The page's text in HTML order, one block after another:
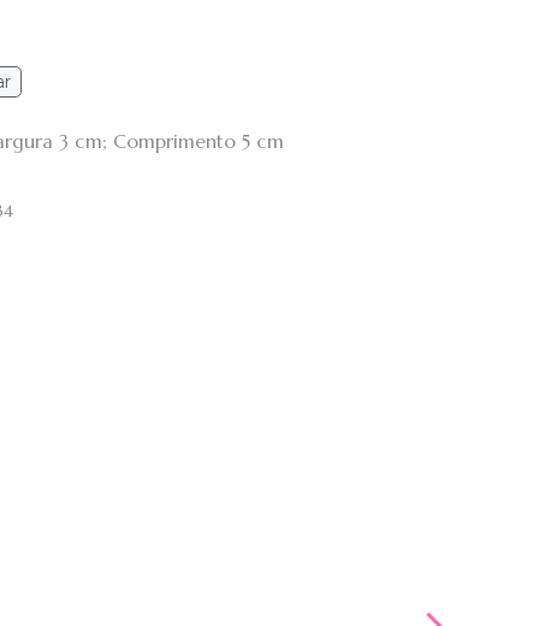
3 cm; Comprimento 5 cm